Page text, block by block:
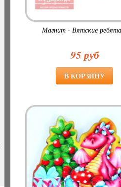
Магнит - Вятские
95 руб